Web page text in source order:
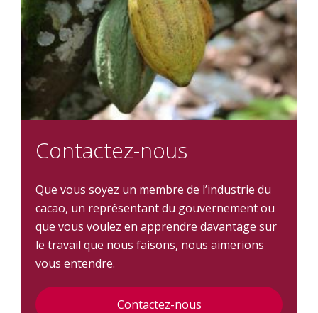
Contactez-nous
Que vous soyez un membre de l’industrie du
cacao, un représentant du gouvernement ou
que vous voulez en apprendre davantage sur
le travail que nous faisons, nous aimerions
vous entendre.
Contactez-nous